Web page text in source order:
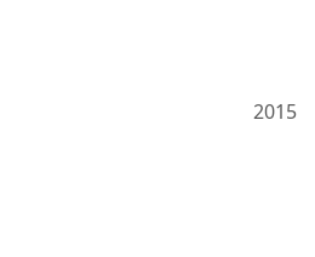
2015